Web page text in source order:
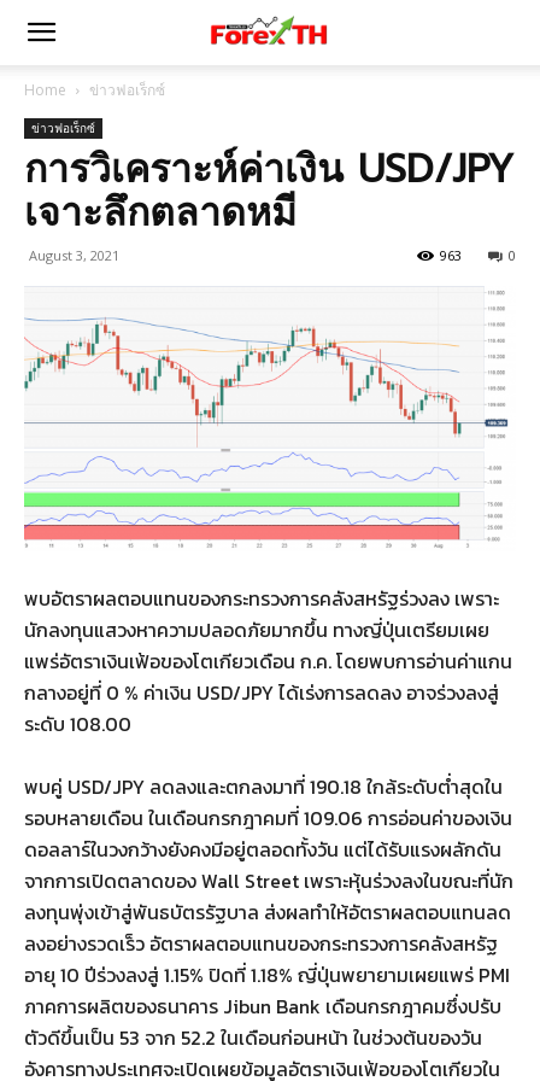
Home ข่าวฟอเร็กซ์
ข่าวฟอเร็กซ์
การวิเคราะห์ค่าเงิน USD/JPY
เจาะลึกตลาดหมี
August 3, 2021 0
963
พบอัตราผลตอบแทนของกระทรวงการคลังสหรัฐร่วงลง เพราะ
นักลงทุนแสวงหาความปลอดภัยมากขึ้น ทางญี่ปุ่นเตรียมเผย
แพร่อัตราเงินเฟ้อของโตเกียวเดือน ก.ค. โดยพบการอ่านค่าแกน
กลางอยู่ที่ 0 % ค่าเงิน USD/JPY ได้เร่งการลดลง อาจร่วงลงสู่
ระดับ 108.00
พบคู่ USD/JPY ลดลงและตกลงมาที่ 190.18 ใกล้ระดับต่ำสุดใน
รอบหลายเดือน ในเดือนกรกฎาคมที่ 109.06 การอ่อนค่าของเงิน
ดอลลาร์ในวงกว้างยังคงมีอยู่ตลอดทั้งวัน แต่ได้รับแรงผลักดัน
จากการเปิดตลาดของ Wall Street เพราะหุ้นร่วงลงในขณะที่นัก
ลงทุนพุ่งเข้าสู่พันธบัตรรัฐบาล ส่งผลทำให้อัตราผลตอบแทนลด
ลงอย่างรวดเร็ว อัตราผลตอบแทนของกระทรวงการคลังสหรัฐ
อายุ 10 ปีร่วงลงสู่ 1.15% ปิดที่ 1.18% ญี่ปุ่นพยายามเผยแพร่ PMI
ภาคการผลิตของธนาคาร Jibun Bank เดือนกรกฎาคมซึ่งปรับ
ตัวดีขึ้นเป็น 53 จาก 52.2 ในเดือนก่อนหน้า ในช่วงต้นของวัน
อังคารทางประเทศจะเปิดเผยข้อมูลอัตราเงินเฟ้อของโตเกียวใน